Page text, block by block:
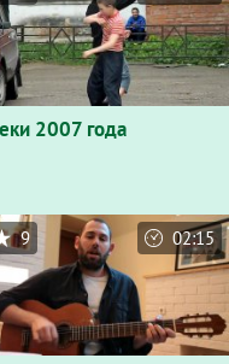
2007 года
9 02:15